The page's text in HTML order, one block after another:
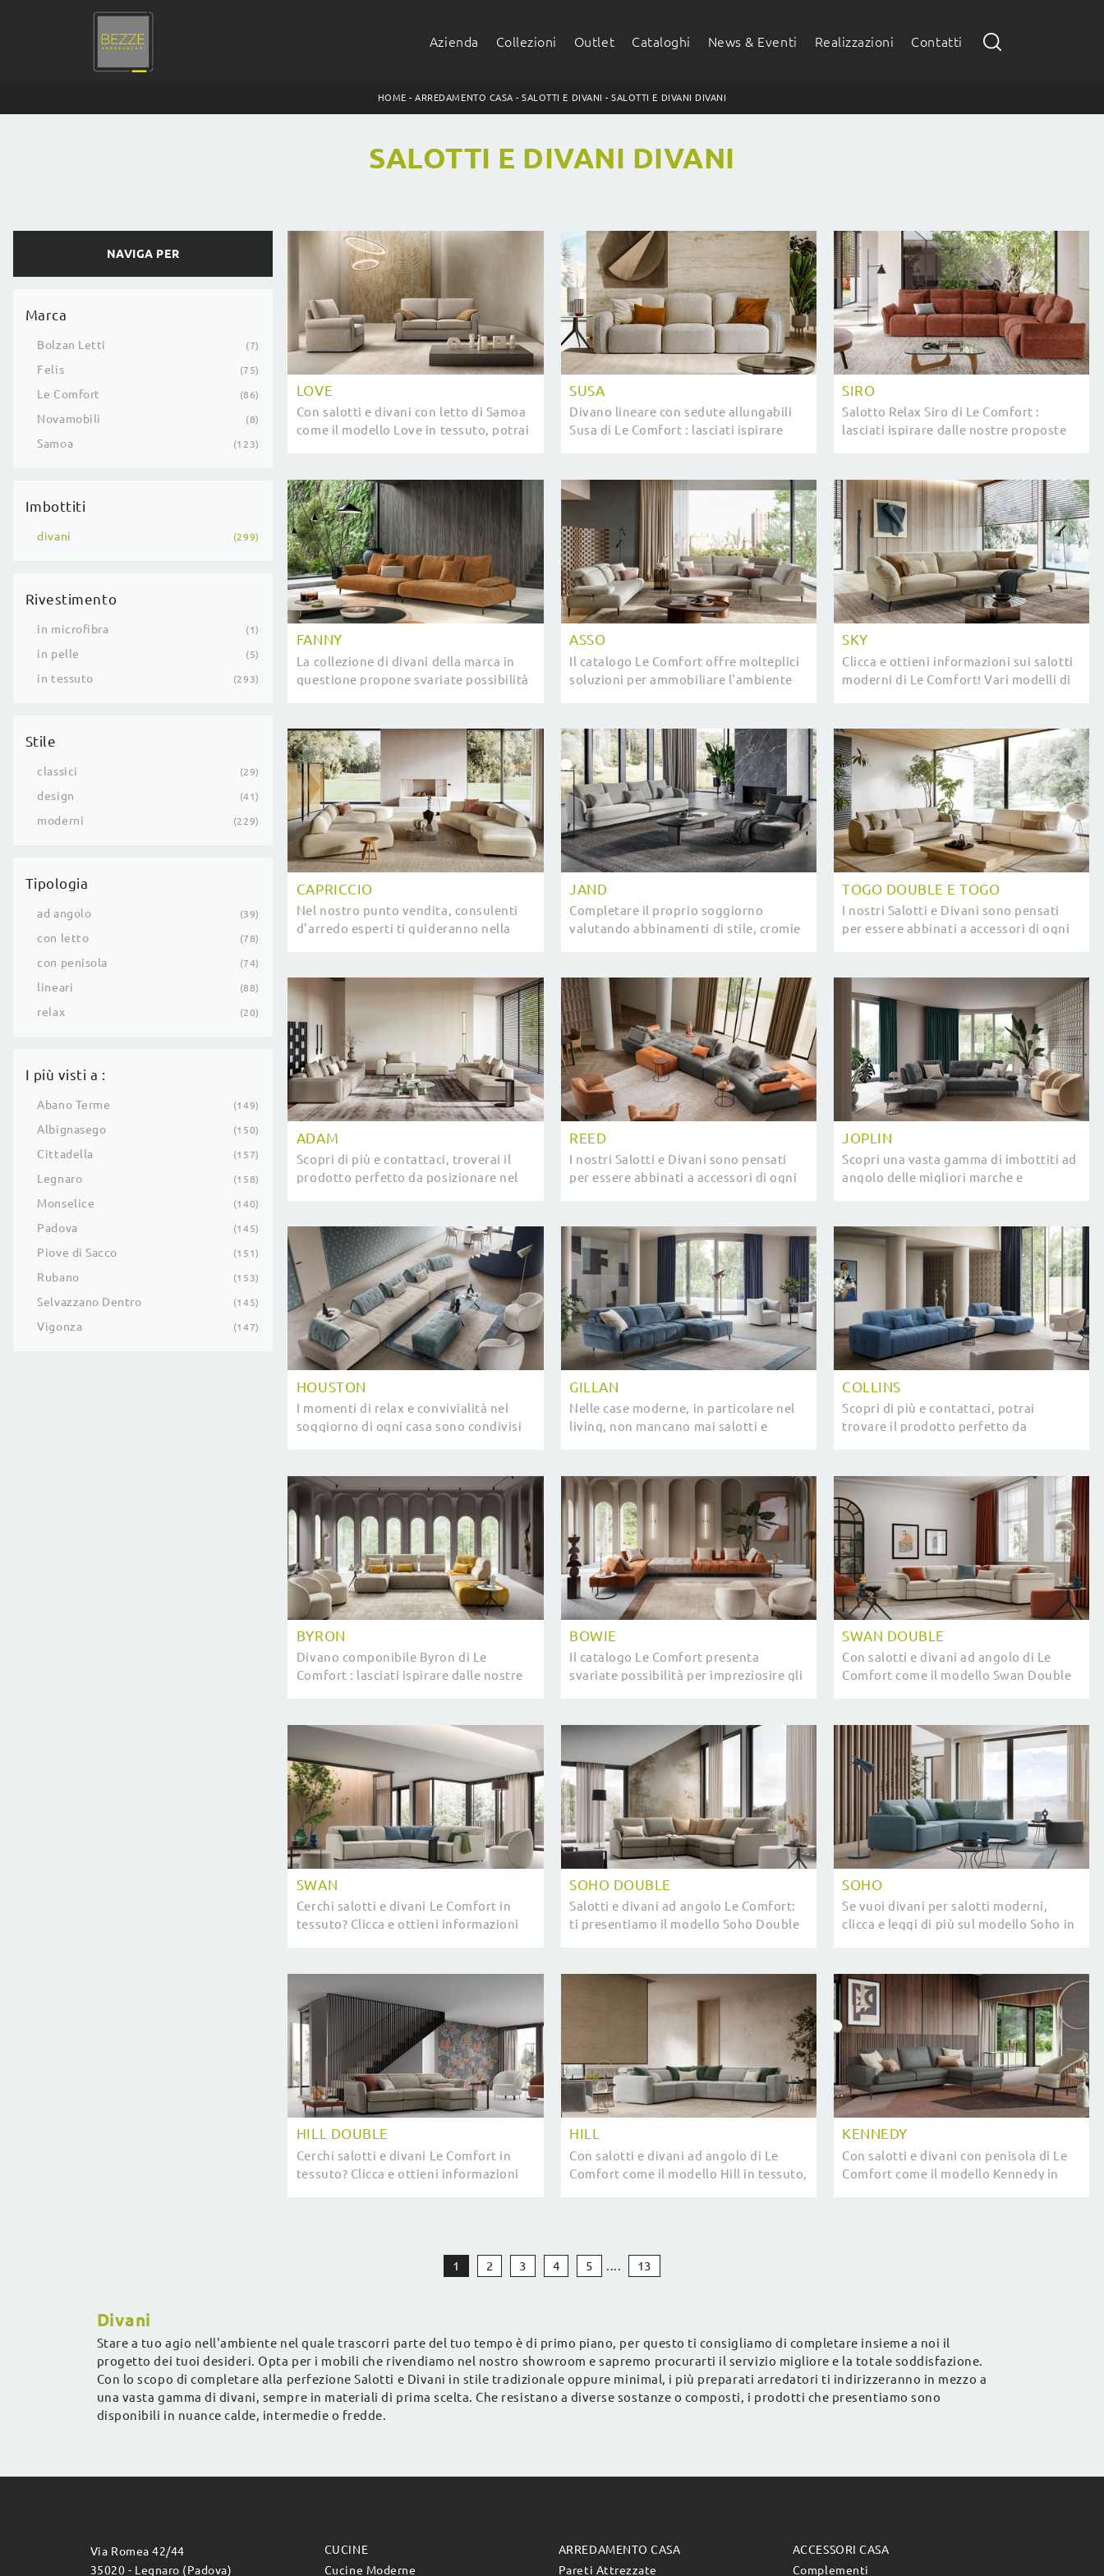
Azienda Collezioni Outlet Cataloghi News & Eventi Realizzazioni Contatti
HOME -ARREDAMENTO CASA -SALOTTI E DIVANI -SALOTTI E DIVANI DIVANI
SALOTTI E DIVANI DIVANI
NAVIGA PER
Marca
Bolzan Letti 7
Felis 75
Le Comfort 86
Novamobili 8
Samoa 123
Imbottiti
divani 299
Rivestimento
in microfibra 1
in pelle 5
in tessuto 293
Stile
classici 29
design 41
moderni 229
Tipologia
ad angolo 39
con letto 78
con penisola 74
lineari 88
relax 20
I più visti a :
Abano Terme 149
Albignasego 150
Cittadella 157
Legnaro 158
Monselice 140
Padova 145
Piove di Sacco 151
Rubano 153
Selvazzano Dentro 145
Vigonza 147
LOVE
Con salotti e divani con letto di Samoa
come il modello Love in tessuto, potrai
SUSA
Divano lineare con sedute allungabili
Susa di Le Comfort : lasciati ispirare
garantire ...
SIRO
Salotto Relax Siro di Le Comfort :
lasciati ispirare dalle nostre proposte
stile ...
FANNY
La collezione di divani della marca in
questione propone svariate possibilità
ASSO
Il catalogo Le Comfort offre molteplici
soluzioni per ammobiliare l'ambiente
SKY
Clicca e ottieni informazioni sui salotti
moderni di Le Comfort! Vari modelli di
CAPRICCIO
Nel nostro punto vendita, consulenti
d'arredo esperti ti guideranno nella
JAND
Completare il proprio soggiorno
valutando abbinamenti di stile, cromie
TOGO DOUBLE E TOGO
I nostri Salotti e Divani sono pensati
per essere abbinati a accessori di ogni
ADAM
Scopri di più e contattaci, troverai il
prodotto perfetto da posizionare nel
REED
I nostri Salotti e Divani sono pensati
per essere abbinati a accessori di ogni
JOPLIN
Scopri una vasta gamma di imbottiti ad
angolo delle migliori marche e
HOUSTON
I momenti di relax e convivialità nel
soggiorno di ogni casa sono condivisi
GILLAN
Nelle case moderne, in particolare nel
living, non mancano mai salotti e
comfort tuo ...
COLLINS
Scopri di più e contattaci, potrai
trovare il prodotto perfetto da
BYRON
Divano componibile Byron di Le
Comfort : lasciati ispirare dalle nostre
funzionalità e ...
BOWIE
Il catalogo Le Comfort presenta
svariate possibilità per impreziosire gli
SWAN DOUBLE
Con salotti e divani ad angolo di Le
Comfort come il modello Swan Double
SWAN
Cerchi salotti e divani Le Comfort in
tessuto? Clicca e ottieni informazioni
SOHO DOUBLE
Salotti e divani ad angolo Le Comfort:
ti presentiamo il modello Soho Double
SOHO
Se vuoi divani per salotti moderni,
clicca e leggi di più sul modello Soho in
HILL DOUBLE
Cerchi salotti e divani Le Comfort in
tessuto? Clicca e ottieni informazioni
HILL
Con salotti e divani ad angolo di Le
Comfort come il modello Hill in tessuto,
KENNEDY
Con salotti e divani con penisola di Le
Comfort come il modello Kennedy in
1 2 3 4 5 .... 13
Divani
Stare a tuo agio nell'ambiente nel quale trascorri parte del tuo tempo è di primo piano, per questo ti consigliamo di completare insieme a noi il
progetto dei tuoi desideri. Opta per i mobili che rivendiamo nel nostro showroom e sapremo procurarti il servizio migliore e la totale soddisfazione.
Con lo scopo di completare alla perfezione Salotti e Divani in stile tradizionale oppure minimal, i più preparati arredatori ti indirizzeranno in mezzo a
una vasta gamma di divani, sempre in materiali di prima scelta. Che resistano a diverse sostanze o composti, i prodotti che presentiamo sono
disponibili in nuance calde, intermedie o fredde.
Via Romea 42/44
35020 - Legnaro (Padova)
CUCINE
Cucine Moderne
ARREDAMENTO CASA
Pareti Attrezzate
ACCESSORI CASA
Complementi